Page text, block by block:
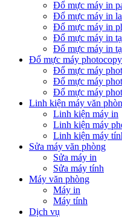
Đổ mực máy in
Đổ mực máy in
Đổ mực máy in
Đổ mực máy in
Đổ mực máy in
Đổ mực máy photocopy
Đổ mực máy
Đổ mực máy
Đổ mực máy
Linh kiện máy văn
Linh kiện máy in
Linh kiện máy
Linh kiện máy
Sửa máy văn phòng
Sửa máy in
Sửa máy tính
Máy văn phòng
Máy in
Máy tính
Dịch vụ